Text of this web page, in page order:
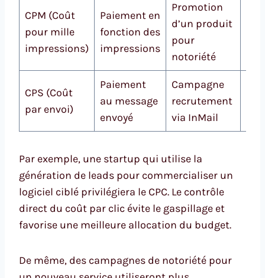
CPM (Coût
pour mille
impressions)
Paiement en
fonction des
impressions
Promotion
d’un produit
pour
notoriété
CPS (Coût
par envoi)
Paiement
au message
envoyé
Campagne
recrutement
via InMail
Par exemple, une startup qui utilise la
génération de leads pour commercialiser un
logiciel ciblé privilégiera le CPC. Le contrôle
direct du coût par clic évite le gaspillage et
favorise une meilleure allocation du budget.
De même, des campagnes de notoriété pour